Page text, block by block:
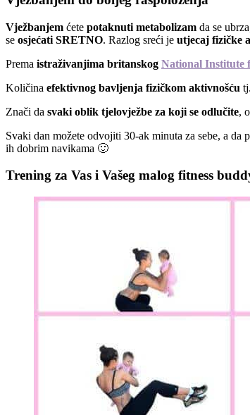
Vježbanjem ćete potaknuti metabolizam da se
se osjećati SRETNO. Razlog sreći je utjecaj fizičke
Prema istraživanjima britanskog National Institute
Količina efektivnog bavljenja fizičkom aktivnošću
Znači da svaki oblik tjelovježbe za koji se odlučite,
Svaki dan možete odvojiti 30-ak minuta za sebe, a da
ih dobrim navikama 🙂
Trening za Vas i Vašeg malog fitness